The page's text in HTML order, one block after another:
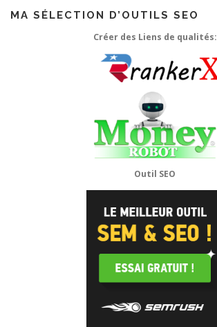
MA SÉLECTION D’OUTILS SEO
Créer des Liens de qualités:
Outil SEO